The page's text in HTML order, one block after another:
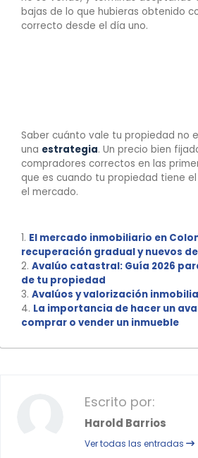
bajas de lo que hubieras obtenido
correcto desde el día uno.
Saber cuánto vale tu propiedad no
una estrategia. Un precio bien
compradores correctos en las
que es cuando tu propiedad tiene
el mercado.
1. El mercado inmobiliario en
recuperación gradual y nuevos
2. Avalúo catastral: Guía 2026
de tu propiedad
3. Avalúos y valorización
4. La importancia de hacer un
comprar o vender un inmueble
Escrito por:
Harold Barrios
Ver todas las entradas